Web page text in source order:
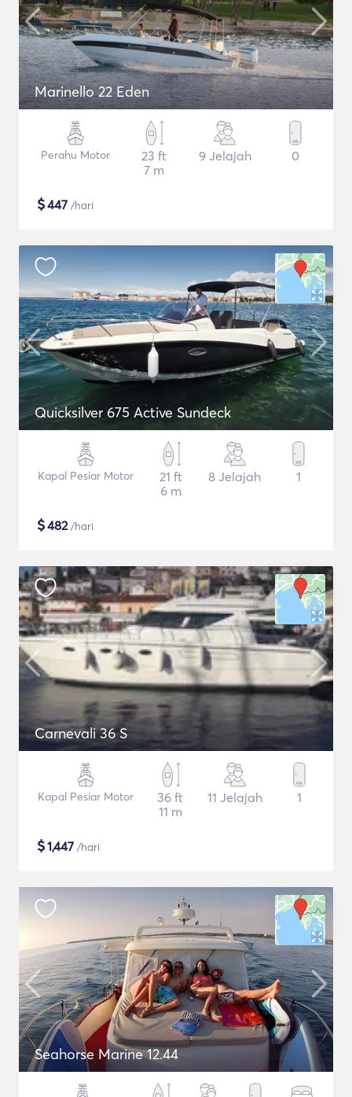
Marinello 22 Eden
Perahu Motor
23 ft
7 m
9 Jelajah 0
$447 /hari
Quicksilver 675 Active Sundeck
Kapal Pesiar Motor
21 ft
6 m
8 Jelajah 1
$482/hari
Carnevali 36 S
Kapal Pesiar Motor
36 ft
11 m
11 Jelajah 1
$1,447 /hari
Seahorse Marine 12.44